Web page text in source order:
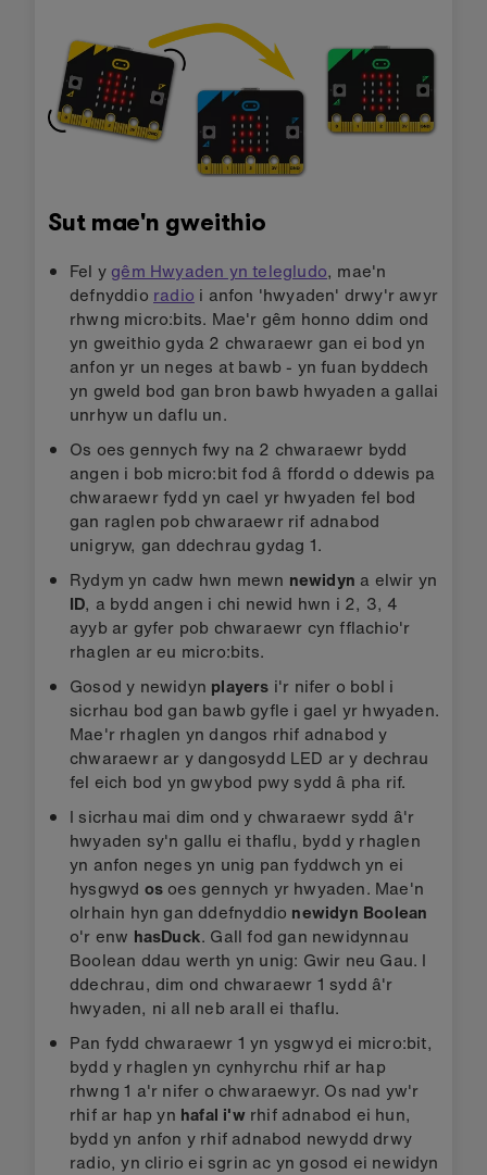
Sut mae'n gweithio
Fel y gêm Hwyaden yn telegludo, mae'n
defnyddio radio i anfon 'hwyaden' drwy'r awyr
rhwng micro:bits. Mae'r gêm honno ddim ond
yn gweithio gyda 2 chwaraewr gan ei bod yn
anfon yr un neges at bawb - yn fuan byddech
yn gweld bod gan bron bawb hwyaden a gallai
unrhyw un daflu un.
Os oes gennych fwy na 2 chwaraewr bydd
angen i bob micro:bit fod â ffordd o ddewis pa
chwaraewr fydd yn cael yr hwyaden fel bod
gan raglen pob chwaraewr rif adnabod
unigryw, gan ddechrau gydag 1.
Rydym yn cadw hwn mewn newidyn a elwir yn
ID, a bydd angen i chi newid hwn i 2, 3, 4
ayyb ar gyfer pob chwaraewr cyn fflachio'r
rhaglen ar eu micro:bits.
Gosod y newidyn players i'r nifer o bobl i
sicrhau bod gan bawb gyfle i gael yr hwyaden.
Mae'r rhaglen yn dangos rhif adnabod y
chwaraewr ar y dangosydd LED ar y dechrau
fel eich bod yn gwybod pwy sydd â pha rif.
I sicrhau mai dim ond y chwaraewr sydd â'r
hwyaden sy'n gallu ei thaflu, bydd y rhaglen
yn anfon neges yn unig pan fyddwch yn ei
hysgwyd os oes gennych yr hwyaden. Mae'n
olrhain hyn gan ddefnyddio newidyn Boolean
o'r enw hasDuck. Gall fod gan newidynnau
Boolean ddau werth yn unig: Gwir neu Gau. I
ddechrau, dim ond chwaraewr 1 sydd â'r
hwyaden, ni all neb arall ei thaflu.
Pan fydd chwaraewr 1 yn ysgwyd ei micro:bit,
bydd y rhaglen yn cynhyrchu rhif ar hap
rhwng 1 a'r nifer o chwaraewyr. Os nad yw'r
rhif ar hap yn hafal i'wrhif adnabod ei hun,
bydd yn anfon y rhif adnabod newydd drwy
radio, yn clirio ei sgrin ac yn gosod ei newidyn